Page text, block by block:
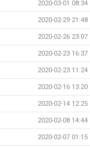
2020-03-01 08:34
2020-02-29 21:48
2020-02-26 23:07
2020-02-23 16:37
2020-02-23 11:24
2020-02-16 13:20
2020-02-14 12:25
2020-02-08 14:44
2020-02-07 01:15